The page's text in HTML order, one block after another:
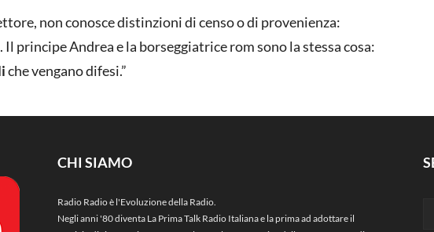
non conosce distinzioni di censo o di provenienza:
. Il principe Andrea e la borseggiatrice rom sono la stessa cosa:
che vengano difesi.”
CHI SIAMO
Radio Radio è l'Evoluzione della Radio.
Negli anni '80 diventa La Prima Talk Radio Italiana e la prima ad adottare il